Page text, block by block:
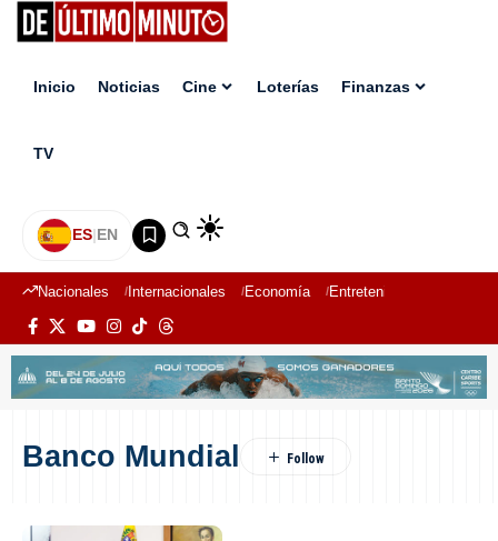
Inicio Noticias Cine Loterías Finanzas
TV
ES|EN
Nacionales Internacionales Economía Entretenimiento
Banco Mundial